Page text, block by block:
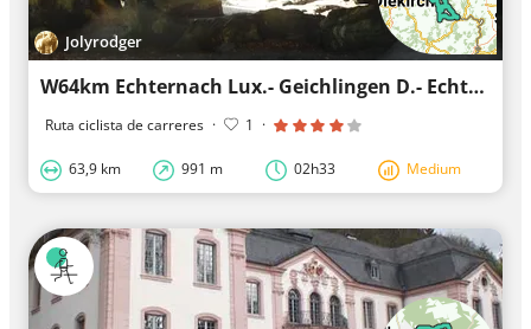
Jolyrodger
W64km Echternach Lux.- Geichlingen D.- Echternach.
Ruta ciclista de carreres · 1 ·
63,9 km 991 m 02h33 Medium